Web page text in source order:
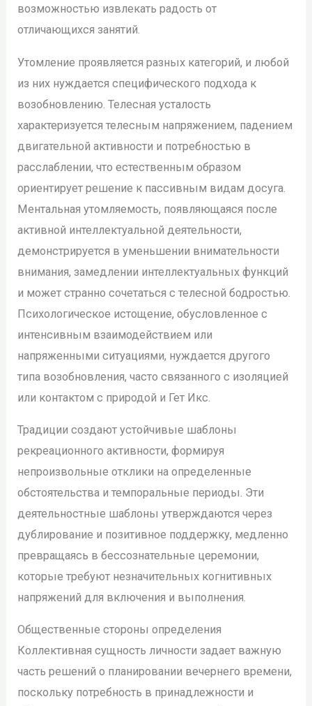
возможностью извлекать радость от
отличающихся занятий.
Утомление проявляется разных категорий, и любой
из них нуждается специфического подхода к
возобновлению. Телесная усталость
характеризуется телесным напряжением, падением
двигательной активности и потребностью в
расслаблении, что естественным образом
ориентирует решение к пассивным видам досуга.
Ментальная утомляемость, появляющаяся после
активной интеллектуальной деятельности,
демонстрируется в уменьшении внимательности
внимания, замедлении интеллектуальных функций
и может странно сочетаться с телесной бодростью.
Психологическое истощение, обусловленное с
интенсивным взаимодействием или
напряженными ситуациями, нуждается другого
типа возобновления, часто связанного с изоляцией
или контактом с природой и Гет Икс.
Традиции создают устойчивые шаблоны
рекреационного активности, формируя
непроизвольные отклики на определенные
обстоятельства и темпоральные периоды. Эти
деятельностные шаблоны утверждаются через
дублирование и позитивное поддержку, медленно
превращаясь в бессознательные церемонии,
которые требуют незначительных когнитивных
напряжений для включения и выполнения.
Общественные стороны определения
Коллективная сущность личности задает важную
часть решений о планировании вечернего времени,
поскольку потребность в принадлежности и